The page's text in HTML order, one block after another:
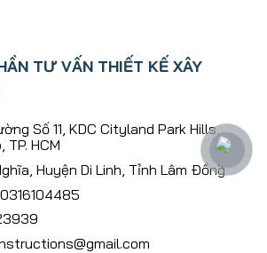
TƯ VẤN THIẾT KẾ XÂY
Số 11, KDC Cityland Park Hills,
TP. HCM
Huyện Di Linh, Tỉnh Lâm Ðồng